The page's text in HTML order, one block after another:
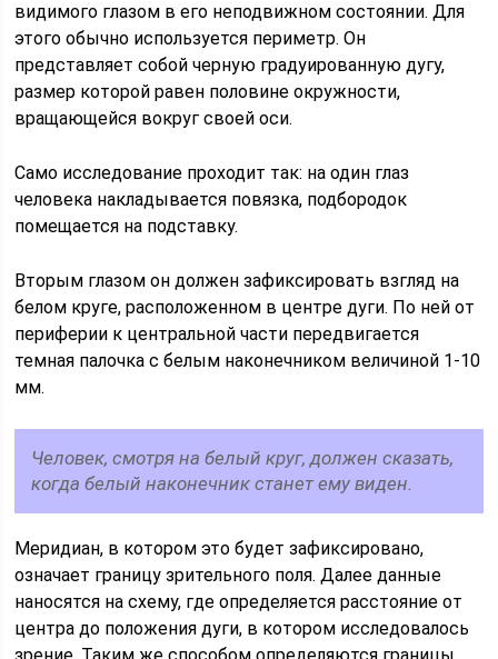
видимого глазом в его неподвижном состоянии. Для
этого обычно используется периметр. Он
представляет собой черную градуированную дугу,
размер которой равен половине окружности,
вращающейся вокруг своей оси.
Само исследование проходит так: на один глаз
человека накладывается повязка, подбородок
помещается на подставку.
Вторым глазом он должен зафиксировать взгляд на
белом круге, расположенном в центре дуги. По ней от
периферии к центральной части передвигается
темная палочка с белым наконечником величиной 1-10
мм.
Человек, смотря на белый круг, должен сказать,
когда белый наконечник станет ему виден.
Меридиан, в котором это будет зафиксировано,
означает границу зрительного поля. Далее данные
наносятся на схему, где определяется расстояние от
центра до положения дуги, в котором исследовалось